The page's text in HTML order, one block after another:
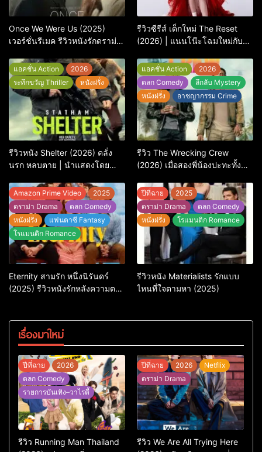
Once We Were Us (2025)
เวอร์ชั่นรีเมค รีวิวหนังรักดราม่า
รีวิวซีรีส์ เด็กใหม่ The Reset
(2026) | แนนโน๊ะโฉมใหม่กับ
แอคชั่น Action
2026
ระทึกขวัญ Thriller
หนังฝรั่ง
รีวิวหนัง Shelter (2026) คลั่ง
นรก หลบตาย | นำแสดงโดย
แอคชั่น Action
2026
ตลก Comedy
ลึกลับ Mystery
หนังฝรั่ง
อาชญากรรม Crime
รีวิว The Wrecking Crew
(2026) เมื่อสองพี่น้องปะทะทั้ง
สุดบู๊
Amazon Prime Video
2025
ดราม่า Drama
ตลก Comedy
หนังฝรั่ง
แฟนตาซี Fantasy
โรแมนติก Romance
Eternity สามรัก หนึ่งนิรันดร์
(2025) รีวิวหนังรักหลังความตาย
ปีที่ฉาย
2025
ดราม่า Drama
ตลก Comedy
หนังฝรั่ง
โรแมนติก Romance
รีวิวหนัง Materialists รักแบบ
ไหนที่ใจตามหา (2025)
เรื่องมาใหม่
ปีที่ฉาย
2026
ตลก Comedy
รายการบันเทิง–วาไรตี้
รีวิว Running Man Thailand
ปีที่ฉาย 2026
Netflix
ดราม่า Drama
รีวิว We Are All Trying Here